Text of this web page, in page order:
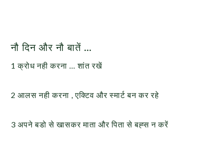
नौ दिन और नौ बातें …
1 क्रोध नही करना … शांत रखें
2 आलस नही करना , एक्टिव और स्मार्ट बन कर रहे
3 अपने बडो से खासकर माता और पिता से बह्स न करें